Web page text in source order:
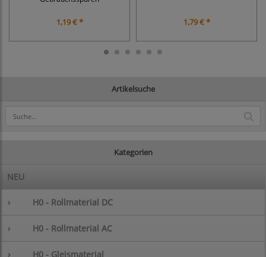
Artikelsuche
Kategorien
NEU
› H0 - Rollmaterial DC
› H0 - Rollmaterial AC
› H0 - Gleismaterial
1,19 € * 1,79 € *